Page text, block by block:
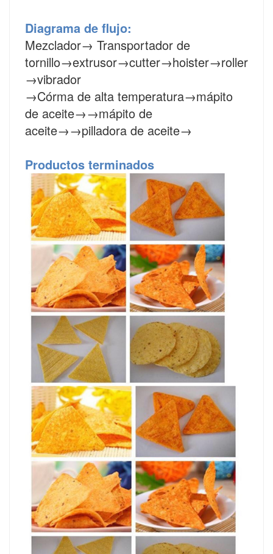
Diagrama de flujo:
Mezclador→ Transportador de
tornillo→extrusor→cutter→hoister→roller
→vibrador
→Córma de alta temperatura→mápito
de aceite→→mápito de
aceite→→pilladora de aceite→
Productos terminados